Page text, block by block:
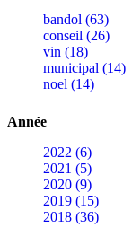
bandol (63)
conseil (26)
vin (18)
municipal (14)
noel (14)
Année
2022 (6)
2021 (5)
2020 (9)
2019 (15)
2018 (36)